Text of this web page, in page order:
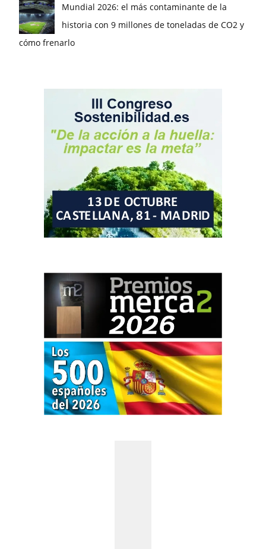
Mundial 2026: el más contaminante de la
historia con 9 millones de toneladas de CO2 y
cómo frenarlo